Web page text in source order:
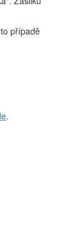
případě
.